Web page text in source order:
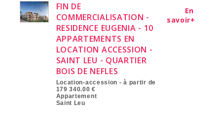
FIN DE
COMMERCIALISATION -
RESIDENCE EUGENIA - 10
APPARTEMENTS EN
LOCATION ACCESSION -
SAINT LEU - QUARTIER
BOIS DE NEFLES
Location-accession - à partir de
179 340.00 €
Appartement
Saint Leu
En
savoir+